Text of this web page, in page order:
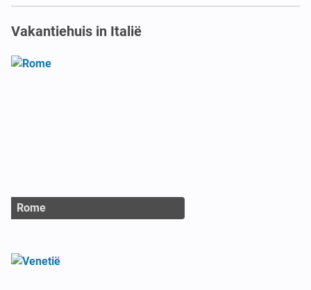
Vakantiehuis in Italië
Rome